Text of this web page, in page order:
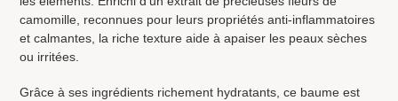
camomille, reconnues pour leurs propriétés anti-inflammatoires
et calmantes, la riche texture aide à apaiser les peaux sèches
ou irritées.
Grâce à ses ingrédients richement hydratants, ce baume est